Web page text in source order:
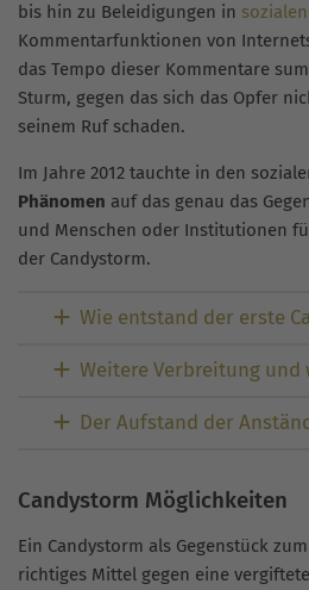
bis hin zu Beleidigungen in
Kommentarfunktionen von
das Tempo dieser Kommentare
Sturm, gegen das sich das Opfer
seinem Ruf schaden.
Im Jahre 2012 tauchte in den
Phänomen auf das genau das
und Menschen oder Institutionen
der Candystorm.
Wie entstand der erste
Weitere Verbreitung
Der Aufstand der
Candystorm Möglichkeiten
Ein Candystorm als Gegenstück
richtiges Mittel gegen eine